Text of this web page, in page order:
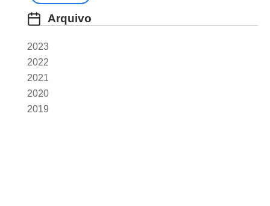
Arquivo
2023
2022
2021
2020
2019